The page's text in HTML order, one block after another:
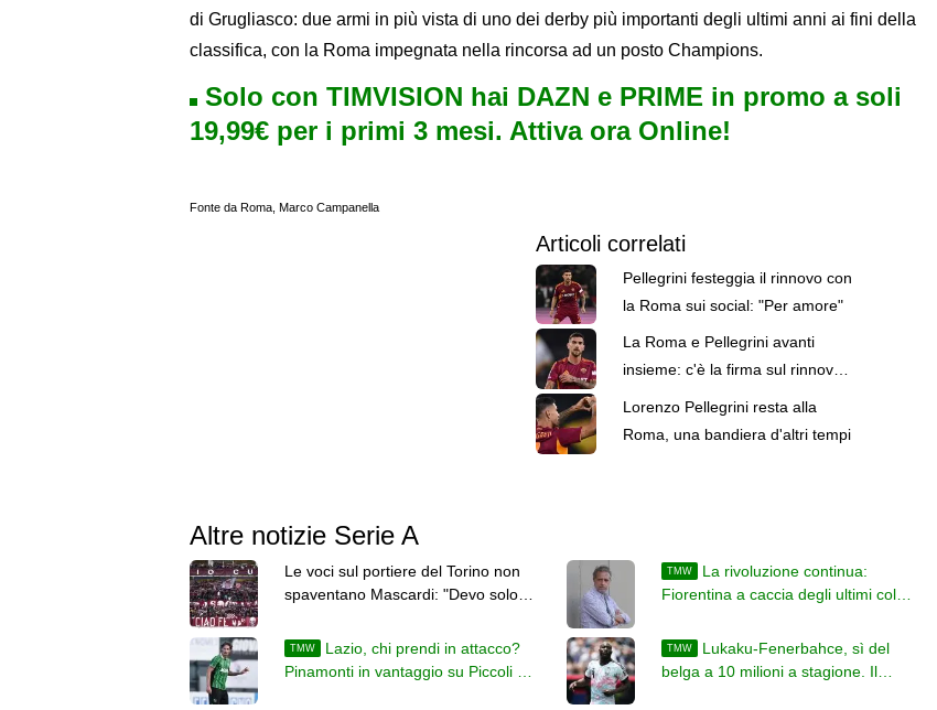
di Grugliasco: due armi in più vista di uno dei derby più importanti degli ultimi anni ai fini della
classifica, con la Roma impegnata nella rincorsa ad un posto Champions.
Solo con TIMVISION hai DAZN e PRIME in promo a soli
19,99€ per i primi 3 mesi. Attiva ora Online!
Fonte da Roma, Marco Campanella
Articoli correlati
Pellegrini festeggia il rinnovo con
la Roma sui social: "Per amore"
La Roma e Pellegrini avanti
insieme: c'è la firma sul rinnovo
di contratto fino al 2027
Lorenzo Pellegrini resta alla
Roma, una bandiera d'altri tempi
Altre notizie Serie A
Le voci sul portiere del Torino non
spaventano Mascardi: "Devo solo
TMW
La rivoluzione continua:
Fiorentina a caccia degli ultimi colpi
TMW
Lazio, chi prendi in attacco?
Pinamonti in vantaggio su Piccoli e
TMW
Lukaku-Fenerbahce, sì del
belga a 10 milioni a stagione. Il